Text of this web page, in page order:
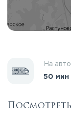
На
50 мин